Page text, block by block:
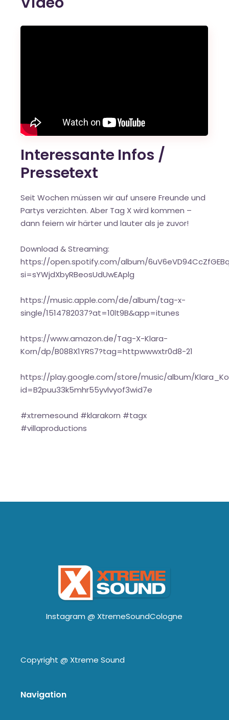
Interessante Infos /
Pressetext
Seit Wochen müssen wir auf unsere Freunde und
Partys verzichten. Aber Tag X wird kommen –
dann feiern wir härter und lauter als je zuvor!
Download & Streaming:
https://open.spotify.com/album/
si=sYWjdXbyRBeosUdUwEAplg
https://music.apple.com/de/album/tag-x-
single/1514782037?at=10lt9B&app=itunes
https://www.amazon.de/Tag-X-Klara-
Korn/dp/B088X1YRS7?tag=httpwwwxtr0d8-21
https://play.google.com/store/music/album/
id=B2puu33k5mhr55yvlvyof3wid7e
#xtremesound #klarakorn #tagx
#villaproductions
Instagram @ XtremeSoundCologne
Copyright @ Xtreme Sound
Navigation